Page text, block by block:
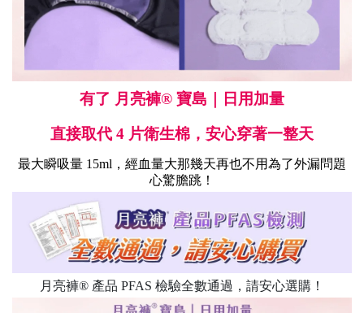
有了 月亮褲® 寶島｜日用加量
直接取代 4 片衛生棉，安心穿著一整天
最大瞬吸量 15ml，經血量大那幾天再也不用為了外漏問題
心驚膽跳！
月亮褲® 產品 PFAS 檢驗全數通過，請安心選購！